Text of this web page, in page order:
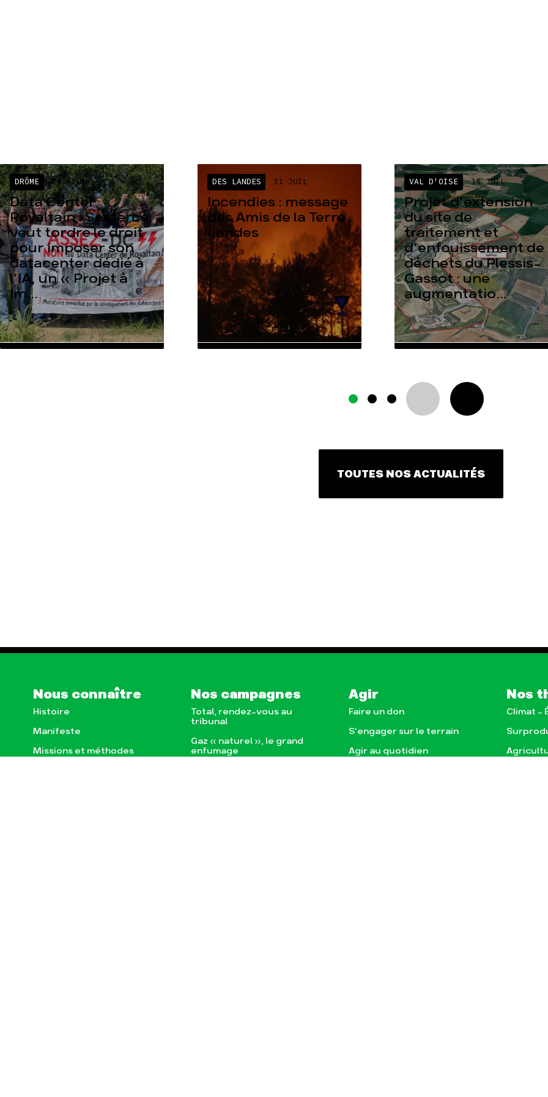
DRÔME 04 AOÛT
Data Center
Rovaltain : Sesterce
veut tordre le droit
pour imposer son
datacenter dédié à
l’IA, un « Projet à
Im...
DES LANDES 31 JUIL
Incendies : message
des Amis de la Terre
Landes
VAL D'OISE 15 JUIL
Projet d’extension
du site de
traitement et
d’enfouissement de
déchets du Plessis-
Gassot : une
augmentatio...
TOUTES NOS ACTUALITÉS
Nous connaître
Histoire
Manifeste
Missions et méthodes
Nos campagnes
Total, rendez-vous au
tribunal
Gaz « naturel », le grand
enfumage
Agir
Faire un don
S'engager sur le terrain
Agir au quotidien
Nos
Climat –